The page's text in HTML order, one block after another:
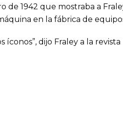
1942 que mostraba a
en la fábrica de
dijo Fraley a la